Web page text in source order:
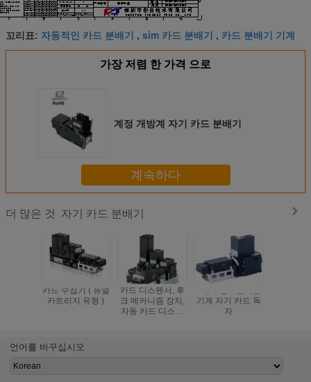
꼬리표: 자동적인 카드 분배기 , sim 카드 분배기 , 카드 분배기 기계
가장 저렴 한 가격 으로
계정 개방계 자기 카드 분배기
계속하다
더 많은 것 자기 카드 분배기
카드 수집기 ( 듀얼
카트리지 유형 )
카드 디스펜서, 후
크 메커니즘 장치,
자동 카드 디스펜
기계 자기 카드 독
자
언어를 바꾸십시오